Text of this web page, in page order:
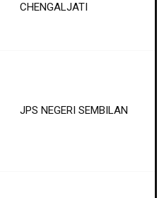
CHENGALJATI
JPS NEGERI SEMBILAN